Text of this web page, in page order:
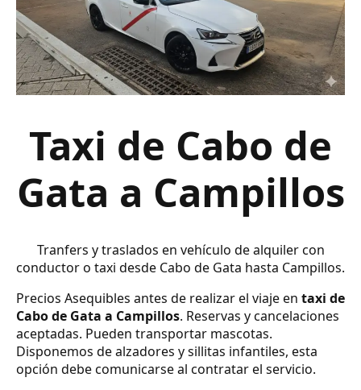
Taxi de Cabo de
Gata a Campillos
Tranfers y traslados en vehículo de alquiler con
conductor o taxi desde Cabo de Gata hasta Campillos.
Precios Asequibles antes de realizar el viaje en taxi de
Cabo de Gata a Campillos. Reservas y cancelaciones
aceptadas. Pueden transportar mascotas.
Disponemos de alzadores y sillitas infantiles, esta
opción debe comunicarse al contratar el servicio.